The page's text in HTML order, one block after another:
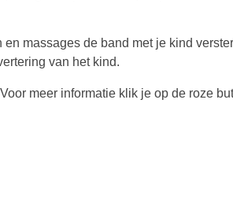
massages de band met je kind
van het kind.
meer informatie klik je op de roze